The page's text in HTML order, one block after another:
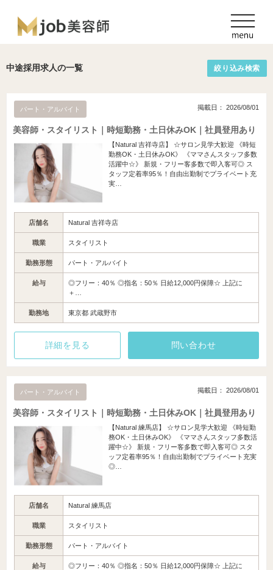
中途採用求人の一覧 絞り込み検索
パート・アルバイト 掲載日： 2026/08/01
美容師・スタイリスト｜時短勤務・土日休みOK｜社員登用あり
【Natural 吉祥寺店】 ☆サロン見学大歓迎 《時短
勤務OK・土日休みOK》 《ママさんスタッフ多数
活躍中☆》 新規・フリー客多数で即入客可◎ ス
タッフ定着率95％！自由出勤制でプライベート充
実…
店舗名 Natural 吉祥寺店
職業 スタイリスト
勤務形態 パート・アルバイト
給与
◎フリー：40％ ◎指名：50％ 日給12,000円保障☆ 上記に
＋…
勤務地 東京都 武蔵野市
詳細を見る 問い合わせ
パート・アルバイト 掲載日： 2026/08/01
美容師・スタイリスト｜時短勤務・土日休みOK｜社員登用あり
【Natural 練馬店】 ☆サロン見学大歓迎 《時短勤
務OK・土日休みOK》 《ママさんスタッフ多数活
躍中☆》 新規・フリー客多数で即入客可◎ スタ
ッフ定着率95％！自由出勤制でプライベート充実
◎…
店舗名 Natural 練馬店
職業 スタイリスト
勤務形態 パート・アルバイト
給与
◎フリー：40％ ◎指名：50％ 日給12,000円保障☆ 上記に